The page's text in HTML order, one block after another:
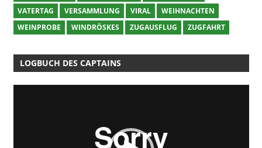
VATERTAG
VERSAMMLUNG VIRAL
WEIHNACHTEN
WEINPROBE
WINDRÖSKES ZUGAUSFLUG ZUGFAHRT
LOGBUCH DES CAPTAINS